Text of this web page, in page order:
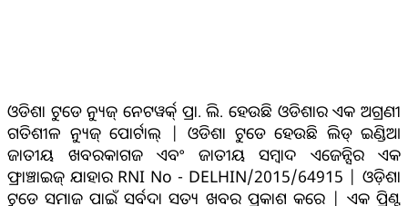
ଓଡିଶା ଟୁଡେ ନ୍ୟୁଜ୍ ନେଟୱର୍କ୍ ପ୍ରା. ଲି. ହେଉଛି ଓଡିଶାର ଏକ ଅଗ୍ରଣୀ
ଗତିଶୀଳ ନ୍ୟୁଜ୍ ପୋର୍ଟାଲ୍ | ଓଡିଶା ଟୁଡେ ହେଉଛି ଲିଡ୍ ଇଣ୍ଡିଆ
ଜାତୀୟ ଖବରକାଗଜ ଏବଂ ଜାତୀୟ ସମ୍ବାଦ ଏଜେନ୍ସିର ଏକ
ଫ୍ରାଞ୍ଚାଇଜ୍ ଯାହାର RNI No - DELHIN/2015/64915 | ଓଡ଼ିଶା
ଟୁଡେ ସମାଜ ପାଇଁ ସର୍ବଦା ସତ୍ୟ ଖବର ପ୍ରକାଶ କରେ | ଏକ ପ୍ରିଣ୍ଟ